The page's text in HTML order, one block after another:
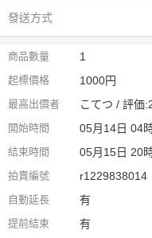
發送方式
商品數量 1
起標價格 1000円
最高出價者 こてつ / 評価
開始時間 05月14日 04
結束時間 05月15日 20
拍賣編號 r1229838014
自動延長 有
提前結束 有